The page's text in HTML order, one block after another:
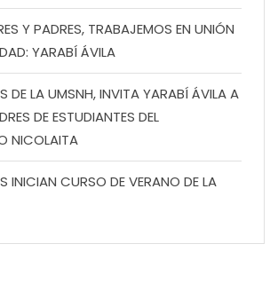
Y PADRES, TRABAJEMOS EN UNIÓN
YARABÍ ÁVILA
DE LA UMSNH, INVITA YARABÍ ÁVILA A
DE ESTUDIANTES DEL
NICOLAITA
INICIAN CURSO DE VERANO DE LA